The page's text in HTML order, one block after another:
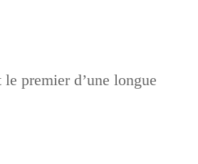
premier d’une longue